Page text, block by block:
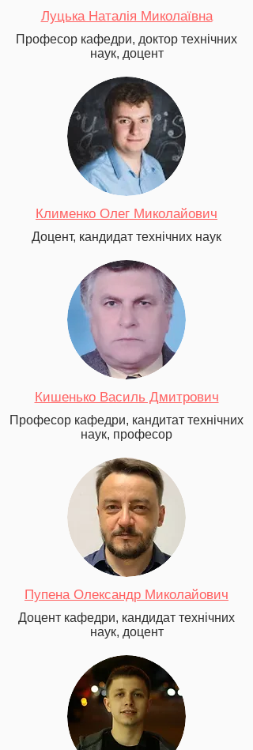
Луцька Наталія Миколаївна
Професор кафедри, доктор технічних
наук, доцент
Клименко Олег Миколайович
Доцент, кандидат технічних наук
Кишенько Василь Дмитрович
Професор кафедри, кандитат технічних
наук, професор
Пупена Олександр Миколайович
Доцент кафедри, кандидат технічних
наук, доцент